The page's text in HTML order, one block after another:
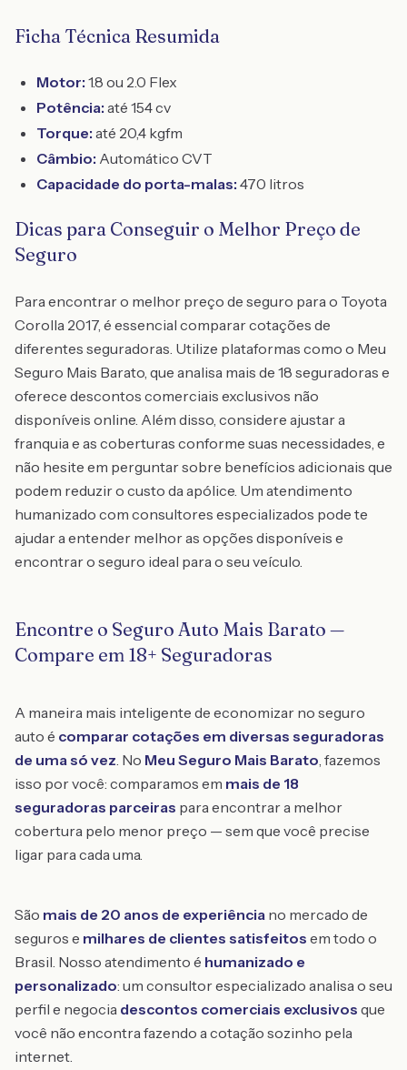
Ficha Técnica Resumida
Motor: 1.8 ou 2.0 Flex
Potência: até 154 cv
Torque: até 20,4 kgfm
Câmbio: Automático CVT
Capacidade do porta-malas: 470 litros
Dicas para Conseguir o Melhor Preço de
Seguro
Para encontrar o melhor preço de seguro para o Toyota
Corolla 2017, é essencial comparar cotações de
diferentes seguradoras. Utilize plataformas como o Meu
Seguro Mais Barato, que analisa mais de 18 seguradoras e
oferece descontos comerciais exclusivos não
disponíveis online. Além disso, considere ajustar a
franquia e as coberturas conforme suas necessidades, e
não hesite em perguntar sobre benefícios adicionais que
podem reduzir o custo da apólice. Um atendimento
humanizado com consultores especializados pode te
ajudar a entender melhor as opções disponíveis e
encontrar o seguro ideal para o seu veículo.
Encontre o Seguro Auto Mais Barato —
Compare em 18+ Seguradoras
A maneira mais inteligente de economizar no seguro
auto é comparar cotações em diversas seguradoras
de uma só vez. No Meu Seguro Mais Barato, fazemos
isso por você: comparamos em mais de 18
seguradoras parceiras para encontrar a melhor
cobertura pelo menor preço — sem que você precise
ligar para cada uma.
São mais de 20 anos de experiência no mercado de
seguros e milhares de clientes satisfeitos em todo o
Brasil. Nosso atendimento é humanizado e
personalizado: um consultor especializado analisa o seu
perfil e negocia descontos comerciais exclusivos que
você não encontra fazendo a cotação sozinho pela
internet.